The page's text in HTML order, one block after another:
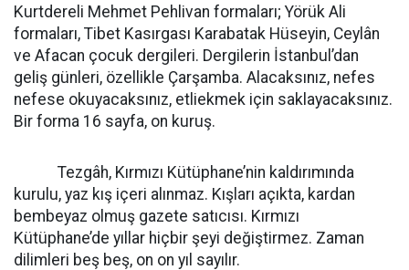
Kurtdereli Mehmet Pehlivan formaları; Yörük Ali
formaları, Tibet Kasırgası Karabatak Hüseyin, Ceylân
ve Afacan çocuk dergileri. Dergilerin İstanbul’dan
geliş günleri, özellikle Çarşamba. Alacaksınız, nefes
nefese okuyacaksınız, etliekmek için saklayacaksınız.
Bir forma 16 sayfa, on kuruş.
Tezgâh, Kırmızı Kütüphane’nin kaldırımında
kurulu, yaz kış içeri alınmaz. Kışları açıkta, kardan
bembeyaz olmuş gazete satıcısı. Kırmızı
Kütüphane’de yıllar hiçbir şeyi değiştirmez. Zaman
dilimleri beş beş, on on yıl sayılır.